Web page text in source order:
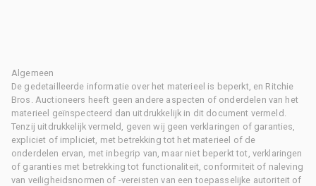
Algemeen
De gedetailleerde informatie over het materieel is beperkt, en Ritchie
Bros. Auctioneers heeft geen andere aspecten of onderdelen van het
materieel geïnspecteerd dan uitdrukkelijk in dit document vermeld.
Tenzij uitdrukkelijk vermeld, geven wij geen verklaringen of garanties,
expliciet of impliciet, met betrekking tot het materieel of de
onderdelen ervan, met inbegrip van, maar niet beperkt tot, verklaringen
of garanties met betrekking tot functionaliteit, conformiteit of naleving
van veiligheidsnormen of -vereisten van een toepasselijke autoriteit of